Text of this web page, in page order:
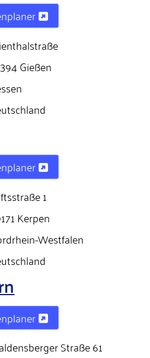
Gießen
1
Kerpen
Westfalen
Straße 61